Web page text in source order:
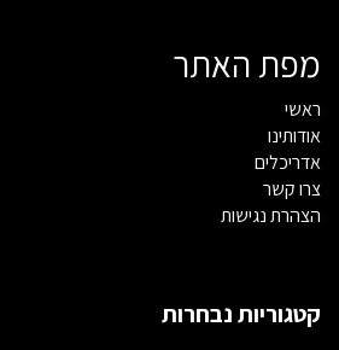
מפת האתר
ראשי
אודותינו
אדריכלים
צרו קשר
הצהרת נגישות
קטגוריות נבחרות